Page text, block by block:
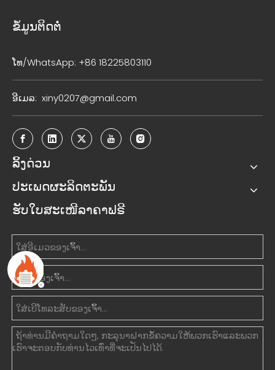
ຂໍ້ມູນຕິດຕໍ່
ໂທ/WhatsApp: +86 18225803110
ອີເມລ: xiny0207@gmail.com
ລິ້ງດ່ວນ
ປະເພດຜະລິດຕະພັນ
ຮັບໃບສະເໜີລາຄາຟຣີ